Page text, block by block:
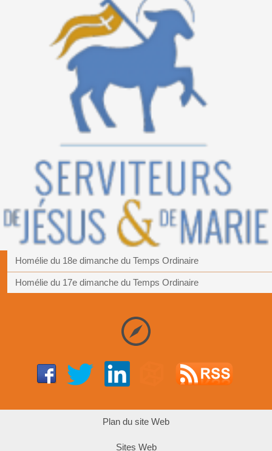
Homélie du 18e dimanche du Temps Ordinaire
Homélie du 17e dimanche du Temps Ordinaire
Plan du site Web
Sites Web